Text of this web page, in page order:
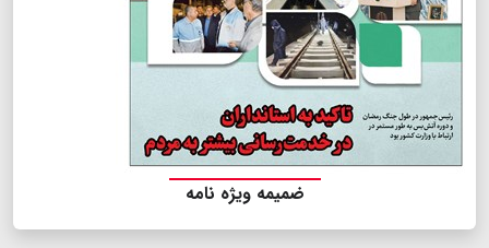
ضمیمه ویژه نامه